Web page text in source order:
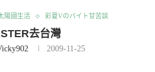
陽國生活 彩夏Vのバイト甘苦談
去台灣
2009-11-25